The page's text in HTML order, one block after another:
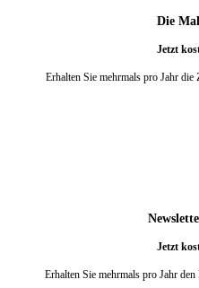
Die
Jetzt
Erhalten Sie mehrmals pro Jahr die
Jetzt
Erhalten Sie mehrmals pro Jahr